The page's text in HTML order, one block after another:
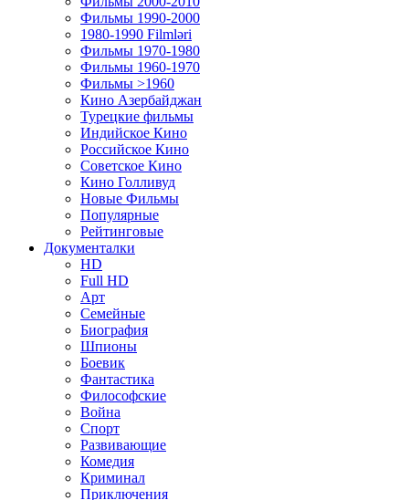
Фильмы 1990-2000
1980-1990 Filmləri
Фильмы 1970-1980
Фильмы 1960-1970
Фильмы >1960
Кино Азербайджан
Турецкие фильмы
Индийское Кино
Российское Кино
Советское Кино
Кино Голливуд
Новые Фильмы
Популярные
Рейтинговые
Документалки
HD
Full HD
Арт
Семейные
Биография
Шпионы
Боевик
Фантастика
Философские
Война
Спорт
Развивающие
Комедия
Криминал
Приключения